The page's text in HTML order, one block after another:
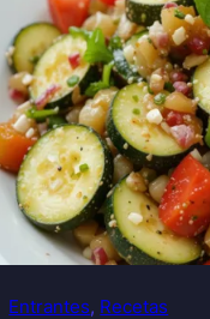
Entrantes, Recetas